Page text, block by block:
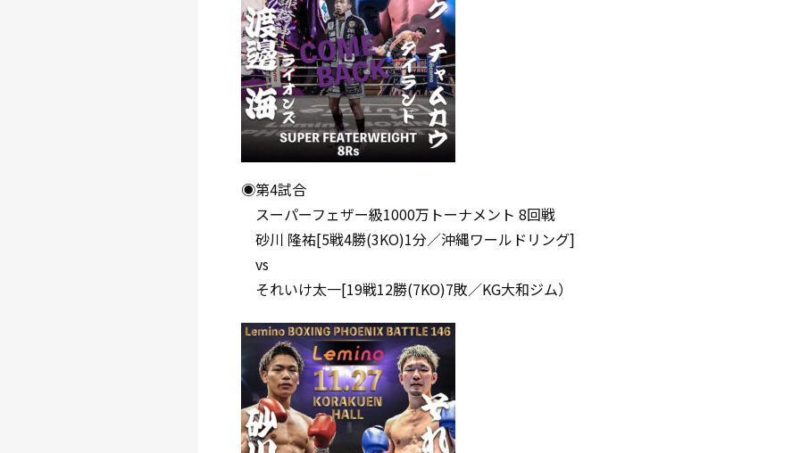
◉第4試合
スーパーフェザー級1000万トーナメント 8回戦
砂川 隆祐[5戦4勝(3KO)1分／沖縄ワールドリング]
vs
それいけ太一[19戦12勝(7KO)7敗／KG大和ジム）